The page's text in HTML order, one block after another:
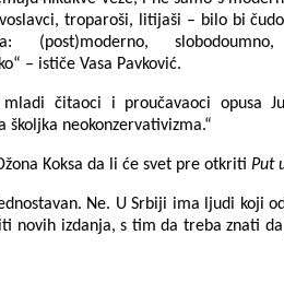
troparoši, litijaši – bilo bi
(post)moderno, slobodoumno,
– ističe Vasa Pavković.
čitaoci i proučavaoci opusa
školjka neokonzervativizma.“
Koksa da li će svet pre otkriti Put
Ne. U Srbiji ima ljudi koji
novih izdanja, s tim da treba znati